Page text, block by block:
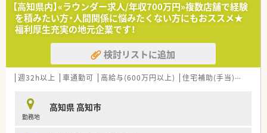
〈法人概要〉
■創業205周年を迎える総合健康企業です。
■高知県内でドラッグストアを経営し、調剤併設店も展開してい
■医薬品から日用品、化粧品等も取扱があり幅広い業務に触れる
ことができます。
■広々とした調剤室はどこも綺麗で、監査システム・自動分包機
【高知県内】«ラウンダー求人/年収700万円»複数店舗で経験
を積みたい方・人間関係に悩みたくない方にもおススメ★
福利厚生充実の地元企業です！
検討リストに追加
週32h以上 車通勤可 高給与(600万円以上) 住宅補助(手当)あり
勤務地
高知県 高知市